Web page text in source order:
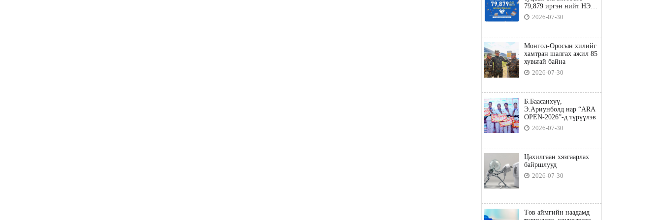
79,879 иргэн нийт НЭГ
ТЭРБУМ төгрөгийн
татвараа төлөв
2026-07-30
Монгол-Оросын хилийг
хамтран шалгах ажил 85
хувьтай байна
2026-07-30
Б.Баасанхүү,
Э.Ариунболд нар “ARA
OPEN-2026”-д түрүүлэв
2026-07-30
Цахилгаан хязгаарлах
байршлууд
2026-07-30
Төв аймгийн наадамд